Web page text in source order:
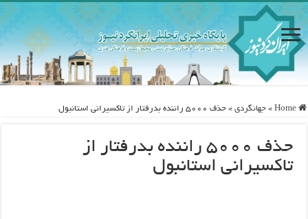
Home
» جهانگردی » حذف ۵۰۰۰ راننده بدرفتار از تاکسیرانی استانبول
حذف ۵۰۰۰ راننده بدرفتار از
تاکسیرانی استانبول